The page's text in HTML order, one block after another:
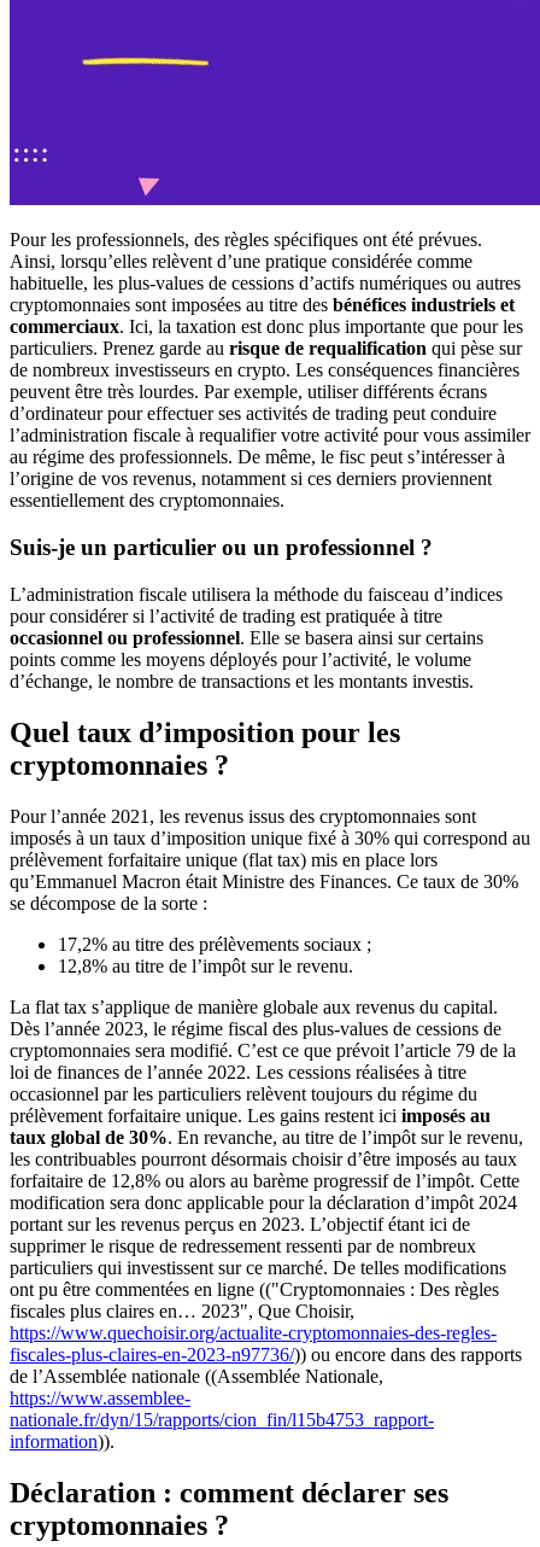
Pour les professionnels, des règles spécifiques ont été prévues.
Ainsi, lorsqu’elles relèvent d’une pratique considérée comme
habituelle, les plus-values de cessions d’actifs numériques ou autres
cryptomonnaies sont imposées au titre des bénéfices industriels et
commerciaux. Ici, la taxation est donc plus importante que pour les
particuliers. Prenez garde au risque de requalification qui pèse sur
de nombreux investisseurs en crypto. Les conséquences financières
peuvent être très lourdes. Par exemple, utiliser différents écrans
d’ordinateur pour effectuer ses activités de trading peut conduire
l’administration fiscale à requalifier votre activité pour vous assimiler
au régime des professionnels. De même, le fisc peut s’intéresser à
l’origine de vos revenus, notamment si ces derniers proviennent
essentiellement des cryptomonnaies.
Suis-je un particulier ou un professionnel ?
L’administration fiscale utilisera la méthode du faisceau d’indices
pour considérer si l’activité de trading est pratiquée à titre
occasionnel ou professionnel. Elle se basera ainsi sur certains
points comme les moyens déployés pour l’activité, le volume
d’échange, le nombre de transactions et les montants investis.
Quel taux d’imposition pour les
cryptomonnaies ?
Pour l’année 2021, les revenus issus des cryptomonnaies sont
imposés à un taux d’imposition unique fixé à 30% qui correspond au
prélèvement forfaitaire unique (flat tax) mis en place lors
qu’Emmanuel Macron était Ministre des Finances. Ce taux de 30%
se décompose de la sorte :
17,2% au titre des prélèvements sociaux ;
12,8% au titre de l’impôt sur le revenu.
La flat tax s’applique de manière globale aux revenus du capital.
Dès l’année 2023, le régime fiscal des plus-values de cessions de
cryptomonnaies sera modifié. C’est ce que prévoit l’article 79 de la
loi de finances de l’année 2022. Les cessions réalisées à titre
occasionnel par les particuliers relèvent toujours du régime du
prélèvement forfaitaire unique. Les gains restent ici imposés au
taux global de 30%. En revanche, au titre de l’impôt sur le revenu,
les contribuables pourront désormais choisir d’être imposés au taux
forfaitaire de 12,8% ou alors au barème progressif de l’impôt. Cette
modification sera donc applicable pour la déclaration d’impôt 2024
portant sur les revenus perçus en 2023. L’objectif étant ici de
supprimer le risque de redressement ressenti par de nombreux
particuliers qui investissent sur ce marché. De telles modifications
ont pu être commentées en ligne (("Cryptomonnaies : Des règles
fiscales plus claires en… 2023", Que Choisir,
https://www.quechoisir.org/actualite-cryptomonnaies-des-regles-
fiscales-plus-claires-en-2023-n97736/)) ou encore dans des rapports
de l’Assemblée nationale ((Assemblée Nationale,
https://www.assemblee-
nationale.fr/dyn/15/rapports/cion_fin/l15b4753_rapport-
information)).
Déclaration : comment déclarer ses
cryptomonnaies ?